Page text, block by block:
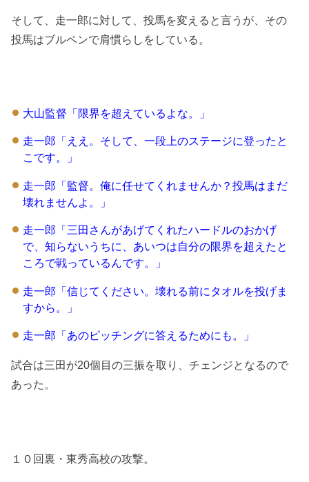
そして、走一郎に対して、投馬を変えると言うが、その
投馬はブルペンで肩慣らしをしている。
大山監督「限界を超えているよな。」
走一郎「ええ。そして、一段上のステージに登ったと
こです。」
走一郎「監督。俺に任せてくれませんか？投馬はまだ
壊れませんよ。」
走一郎「三田さんがあげてくれたハードルのおかげ
で、知らないうちに、あいつは自分の限界を超えたと
ころで戦っているんです。」
走一郎「信じてください。壊れる前にタオルを投げま
すから。」
走一郎「あのピッチングに答えるためにも。」
試合は三田が20個目の三振を取り、チェンジとなるので
あった。
１０回裏・東秀高校の攻撃。